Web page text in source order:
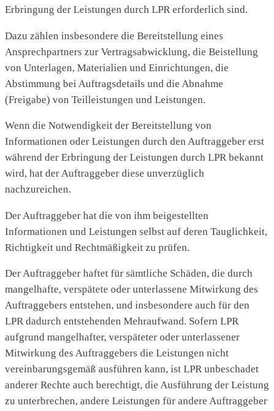
Erbringung der Leistungen durch LPR erforderlich sind.
Dazu zählen insbesondere die Bereitstellung eines
Ansprechpartners zur Vertragsabwicklung, die Beistellung
von Unterlagen, Materialien und Einrichtungen, die
Abstimmung bei Auftragsdetails und die Abnahme
(Freigabe) von Teilleistungen und Leistungen.
Wenn die Notwendigkeit der Bereitstellung von
Informationen oder Leistungen durch den Auftraggeber erst
während der Erbringung der Leistungen durch LPR bekannt
wird, hat der Auftraggeber diese unverzüglich
nachzureichen.
Der Auftraggeber hat die von ihm beigestellten
Informationen und Leistungen selbst auf deren Tauglichkeit,
Richtigkeit und Rechtmäßigkeit zu prüfen.
Der Auftraggeber haftet für sämtliche Schäden, die durch
mangelhafte, verspätete oder unterlassene Mitwirkung des
Auftraggebers entstehen, und insbesondere auch für den
LPR dadurch entstehenden Mehraufwand. Sofern LPR
aufgrund mangelhafter, verspäteter oder unterlassener
Mitwirkung des Auftraggebers die Leistungen nicht
vereinbarungsgemäß ausführen kann, ist LPR unbeschadet
anderer Rechte auch berechtigt, die Ausführung der Leistung
zu unterbrechen, andere Leistungen für andere Auftraggeber